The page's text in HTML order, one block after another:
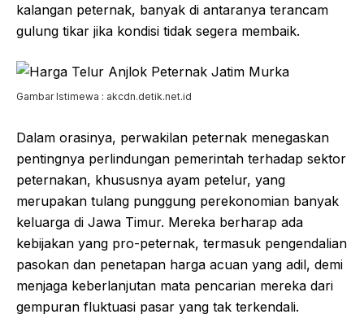
kalangan peternak, banyak di antaranya terancam
gulung tikar jika kondisi tidak segera membaik.
Gambar Istimewa : akcdn.detik.net.id
Dalam orasinya, perwakilan peternak menegaskan
pentingnya perlindungan pemerintah terhadap sektor
peternakan, khususnya ayam petelur, yang
merupakan tulang punggung perekonomian banyak
keluarga di Jawa Timur. Mereka berharap ada
kebijakan yang pro-peternak, termasuk pengendalian
pasokan dan penetapan harga acuan yang adil, demi
menjaga keberlanjutan mata pencarian mereka dari
gempuran fluktuasi pasar yang tak terkendali.